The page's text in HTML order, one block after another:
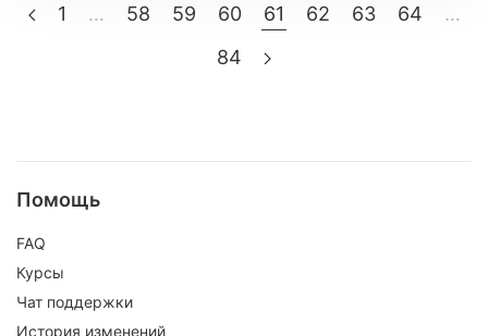
1 … 58 59 60 61 62 63 64
…
84
Помощь
FAQ
Курсы
Чат поддержки
История изменений